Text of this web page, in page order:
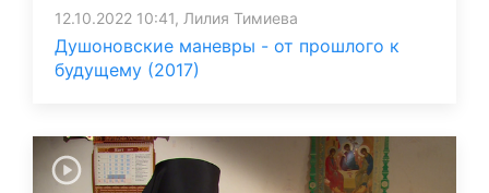
12.10.2022 10:41, Лилия Тимиева
Душоновские маневры - от прошлого к
будущему (2017)